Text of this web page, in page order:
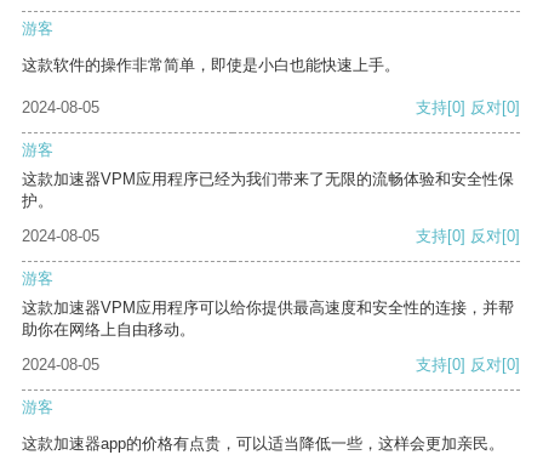
游客
这款软件的操作非常简单，即使是小白也能快速上手。
2024-08-05 支持[0] 反对[0]
游客
这款加速器VPM应用程序已经为我们带来了无限的流畅体验和安全性保
护。
2024-08-05
支持[0] 反对[0]
游客
这款加速器VPM应用程序可以给你提供最高速度和安全性的连接，并帮
助你在网络上自由移动。
2024-08-05
支持[0] 反对[0]
游客
这款加速器app的价格有点贵，可以适当降低一些，这样会更加亲民。